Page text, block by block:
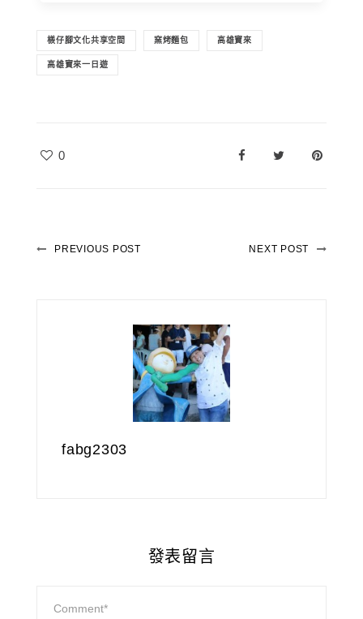
檨仔腳文化共享空間 窯烤麵包 高雄寶來
高雄寶來一日遊
0
PREVIOUS POST NEXT POST
fabg2303
發表留言